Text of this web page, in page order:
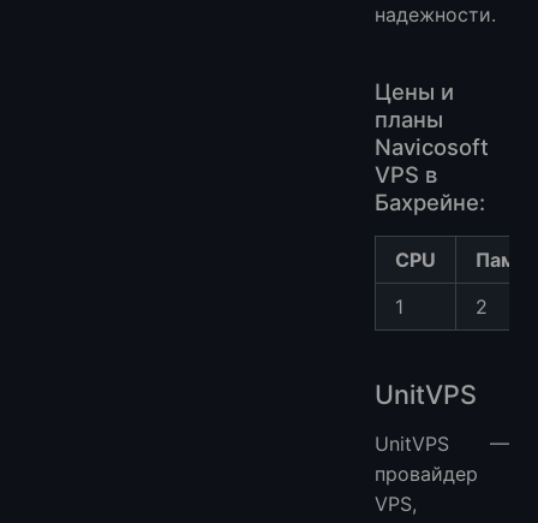
надежности.
Цены и
планы
Navicosoft
VPS в
Бахрейне:
CPU
1
2
UnitVPS
UnitVPS —
провайдер
VPS,